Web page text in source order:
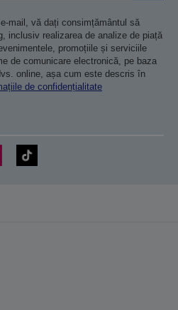
mail, vă dați consimțământul să
inclusiv realizarea de analize de piață
promoțiile și serviciile
de comunicare electronică, pe baza
online, așa cum este descris în
de confidențialitate